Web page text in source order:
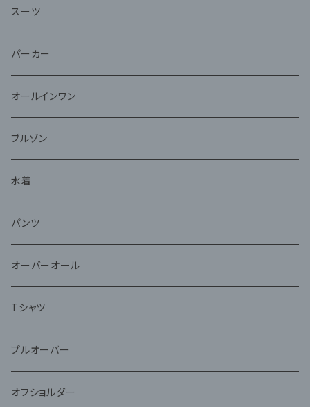
スーツ
パーカー
オールインワン
ブルゾン
水着
パンツ
オーバーオール
Tシャツ
プルオーバー
オフショルダー